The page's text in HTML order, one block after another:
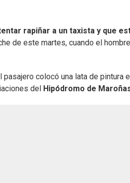
rapiñar a un taxista y que
de este martes, cuando el
colocó una lata de pintura
del
Hipódromo de